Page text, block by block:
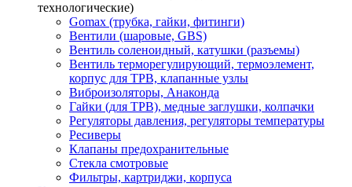
технологические)
Gomax (трубка, гайки, фитинги)
Вентили (шаровые, GBS)
Вентиль соленоидный, катушки (разъемы)
Вентиль терморегулирующий, термоэлемент,
корпус для ТРВ, клапанные узлы
Виброизоляторы, Анаконда
Гайки (для ТРВ), медные заглушки, колпачки
Регуляторы давления, регуляторы температуры
Ресиверы
Клапаны предохранительные
Стекла смотровые
Фильтры, картриджи, корпуса